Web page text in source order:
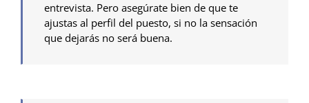
entrevista. Pero asegúrate bien de que te
ajustas al perfil del puesto, si no la sensación
que dejarás no será buena.